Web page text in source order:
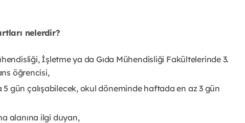
nelerdir?
İşletme ya da Gıda Mühendisliği Fakültelerinde 3.
öğrencisi,
gün çalışabilecek, okul döneminde haftada en az 3 gün
alanına ilgi duyan,